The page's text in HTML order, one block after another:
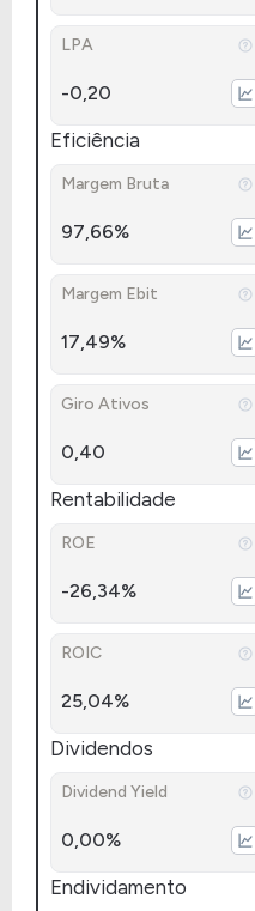
LPA
-0,20
Eficiência
Margem Bruta
97,66%
Margem Ebit
17,49%
Giro Ativos
0,40
Rentabilidade
ROE
-26,34%
ROIC
25,04%
Dividendos
Dividend Yield
0,00%
Endividamento